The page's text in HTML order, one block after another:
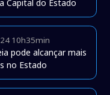
Capital do Estado
10h35min
pode alcançar mais
no Estado